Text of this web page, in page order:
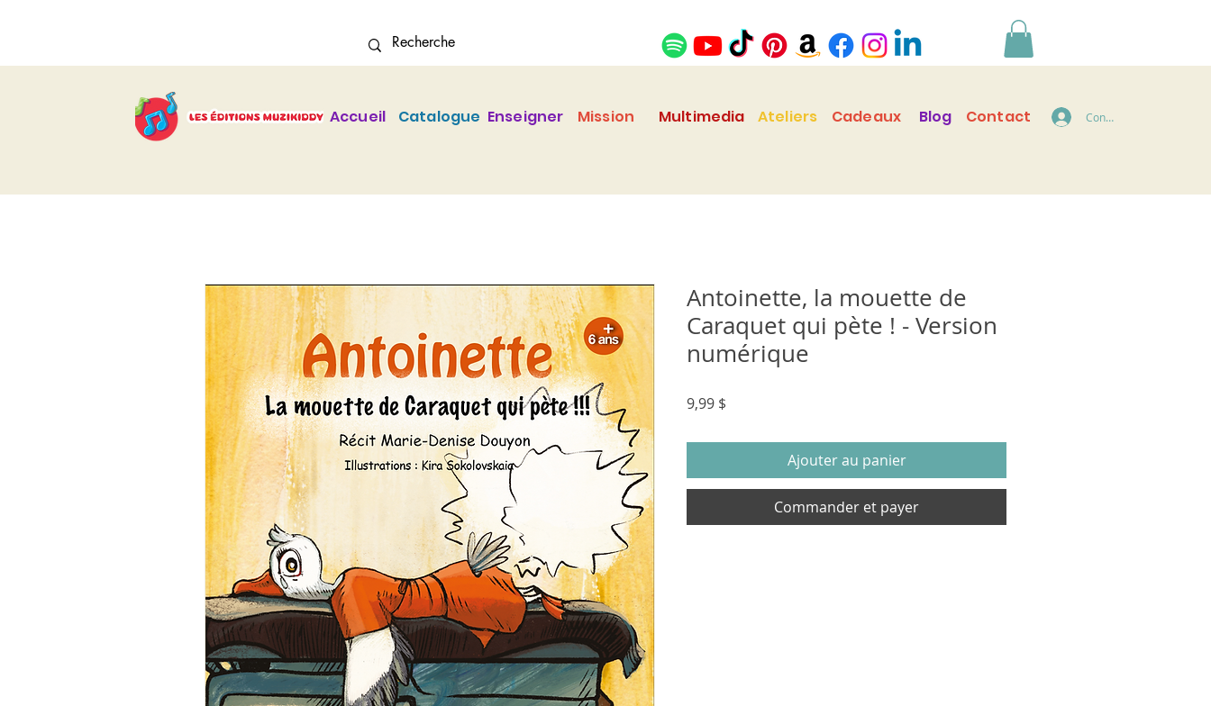
Accueil Catalogue Enseigner Mission Multimedia Ateliers Cadeaux Blog Contact Connecter
Antoinette, la mouette de
Caraquet qui pète ! - Version
numérique
9,99 $
Ajouter au panier
Commander et payer